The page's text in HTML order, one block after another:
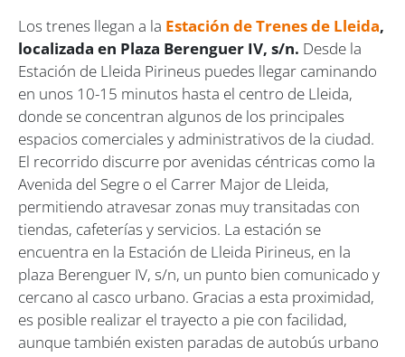
Los trenes llegan a la Estación de Trenes de Lleida,
localizada en Plaza Berenguer IV, s/n. Desde la
Estación de Lleida Pirineus puedes llegar caminando
en unos 10-15 minutos hasta el centro de Lleida,
donde se concentran algunos de los principales
espacios comerciales y administrativos de la ciudad.
El recorrido discurre por avenidas céntricas como la
Avenida del Segre o el Carrer Major de Lleida,
permitiendo atravesar zonas muy transitadas con
tiendas, cafeterías y servicios. La estación se
encuentra en la Estación de Lleida Pirineus, en la
plaza Berenguer IV, s/n, un punto bien comunicado y
cercano al casco urbano. Gracias a esta proximidad,
es posible realizar el trayecto a pie con facilidad,
aunque también existen paradas de autobús urbano